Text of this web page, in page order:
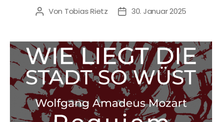
Beitragsautor
Von Tobias Rietz Veröffentlichungsdatum
30. Januar 2025